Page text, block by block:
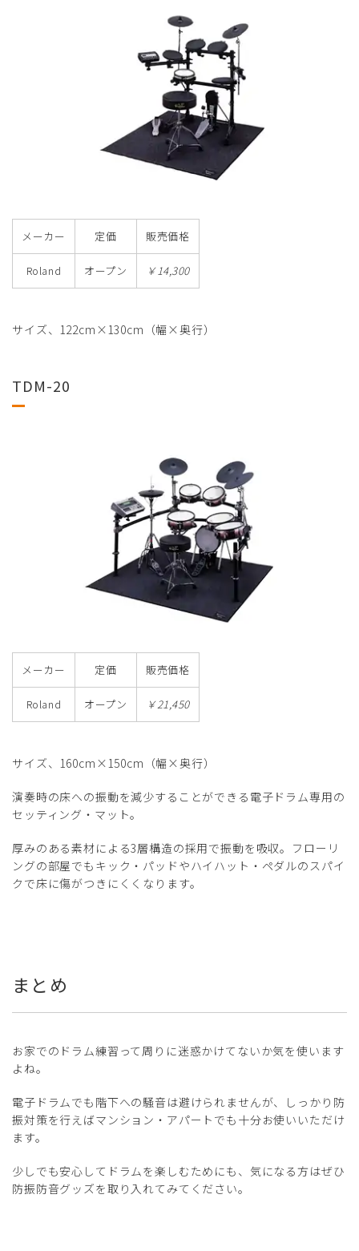
メーカー 定価 販売価格
Roland オープン ￥14,300
サイズ、122cm×130cm（幅×奥行）
TDM-20
メーカー 定価 販売価格
Roland オープン ￥21,450
サイズ、160cm×150cm（幅×奥行）
演奏時の床への振動を減少することができる電子ドラム専用の
セッティング・マット。
厚みのある素材による3層構造の採用で振動を吸収。フローリ
ングの部屋でもキック・パッドやハイハット・ペダルのスパイ
クで床に傷がつきにくくなります。
まとめ
お家でのドラム練習って周りに迷惑かけてないか気を使います
よね。
電子ドラムでも階下への騒音は避けられませんが、しっかり防
振対策を行えばマンション・アパートでも十分お使いいただけ
ます。
少しでも安心してドラムを楽しむためにも、気になる方はぜひ
防振防音グッズを取り入れてみてください。